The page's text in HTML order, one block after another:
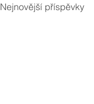
Nejnovější příspěvky